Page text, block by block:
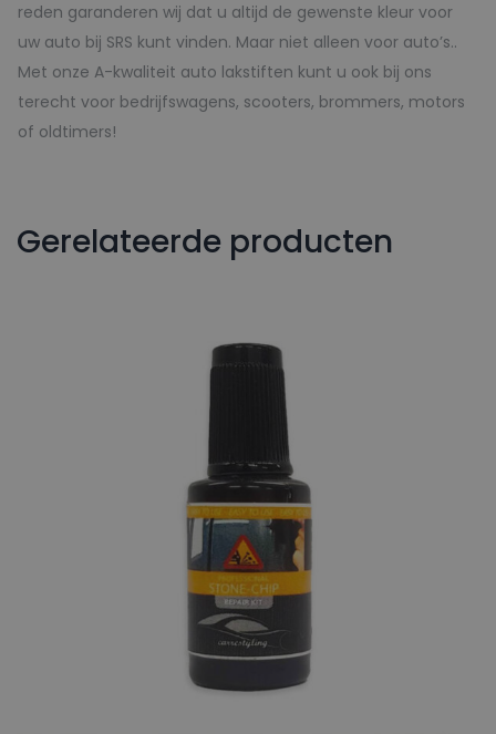
reden garanderen wij dat u altijd de gewenste kleur voor
uw auto bij SRS kunt vinden. Maar niet alleen voor auto’s..
Met onze A-kwaliteit auto lakstiften kunt u ook bij ons
terecht voor bedrijfswagens, scooters, brommers, motors
of oldtimers!
Gerelateerde producten